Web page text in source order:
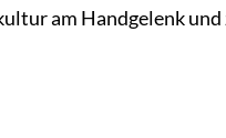
am Handgelenk und